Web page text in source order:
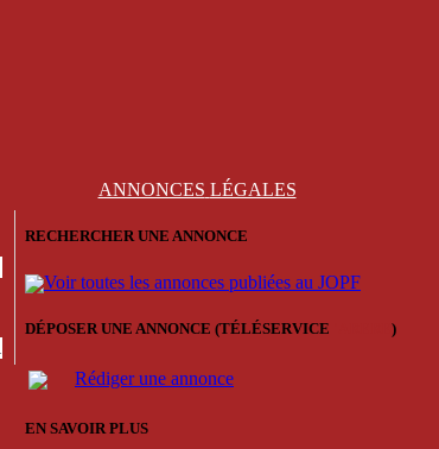
ANNONCES LÉGALES
RECHERCHER UNE ANNONCE
Voir toutes les annonces publiées au JOPF
DÉPOSER UNE ANNONCE (TÉLÉSERVICE )
Rédiger une annonce
EN SAVOIR PLUS